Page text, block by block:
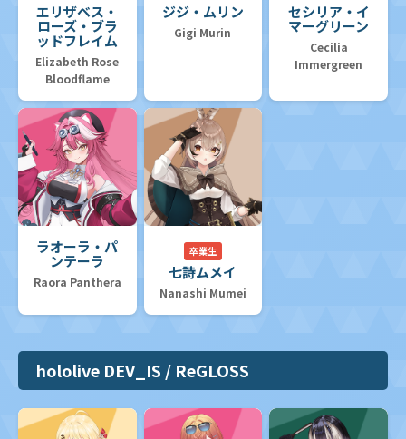
エリザベス・
ローズ・ブラ
ッドフレイム
Elizabeth Rose
Bloodflame
ジジ・ムリン
Gigi Murin
セシリア・イ
マーグリーン
Cecilia
Immergreen
ラオーラ・パ
ンテーラ
Raora Panthera
卒業生
七詩ムメイ
Nanashi Mumei
hololive DEV_IS / ReGLOSS